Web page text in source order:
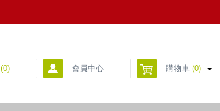
(0) 會員中心 購物車 (0)